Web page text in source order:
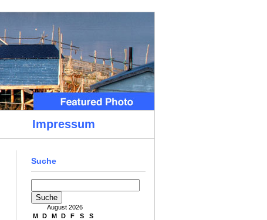
Impressum
Suche
August 2026
M D M D F S
S